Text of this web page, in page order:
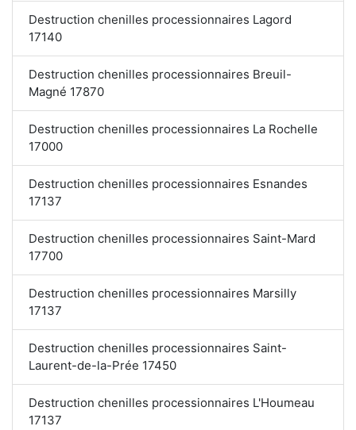
Destruction chenilles processionnaires Lagord
17140
Destruction chenilles processionnaires Breuil-
Magné 17870
Destruction chenilles processionnaires La Rochelle
17000
Destruction chenilles processionnaires Esnandes
17137
Destruction chenilles processionnaires Saint-Mard
17700
Destruction chenilles processionnaires Marsilly
17137
Destruction chenilles processionnaires Saint-
Laurent-de-la-Prée 17450
Destruction chenilles processionnaires L'Houmeau
17137